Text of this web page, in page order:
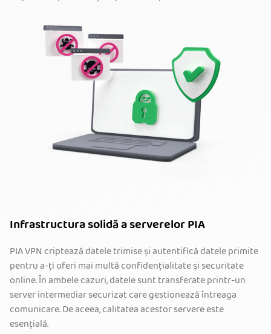
Infrastructura solidă a serverelor PIA
PIA VPN criptează datele trimise și autentifică datele primite
pentru a-ți oferi mai multă confidențialitate și securitate
online. În ambele cazuri, datele sunt transferate printr-un
server intermediar securizat care gestionează întreaga
comunicare. De aceea, calitatea acestor servere este
esențială.